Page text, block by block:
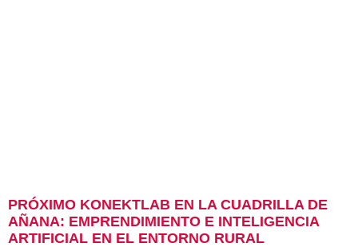
PRÓXIMO KONEKTLAB EN LA CUADRILLA DE
AÑANA: EMPRENDIMIENTO E INTELIGENCIA
ARTIFICIAL EN EL ENTORNO RURAL